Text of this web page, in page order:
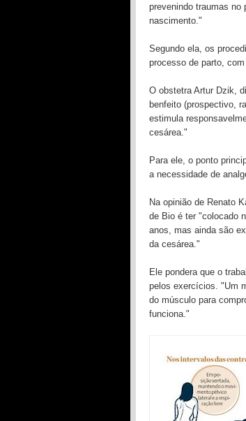
prevenindo traumas no
nascimento."
Segundo ela, os
processo de parto,
O obstetra Artur Dzik,
benfeito (prospectivo,
estimula
cesárea."
Para ele, o ponto
a necessidade de
Na opinião de Renato
de Bio é ter "colocado
anos, mas ainda são
da cesárea."
Ele pondera que o
pelos exercícios. "Um
do músculo para
funciona."